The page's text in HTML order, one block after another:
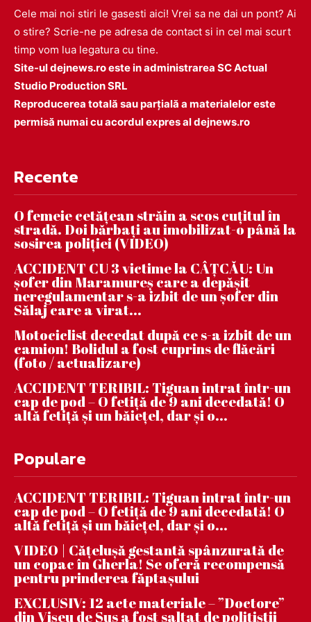
Cele mai noi stiri le gasesti aici! Vrei sa ne dai un pont? Ai
o stire? Scrie-ne pe adresa de contact si in cel mai scurt
timp vom lua legatura cu tine.
Site-ul dejnews.ro este in administrarea SC Actual
Studio Production SRL
Reproducerea totală sau parțială a materialelor este
permisă numai cu acordul expres al dejnews.ro
Recente
O femeie cetățean străin a scos cuțitul în
stradă. Doi bărbați au imobilizat-o până la
sosirea poliției (VIDEO)
ACCIDENT CU 3 victime la CÂȚCĂU: Un
șofer din Maramureș care a depășit
neregulamentar s-a izbit de un șofer din
Sălaj care a virat...
Motociclist decedat după ce s-a izbit de un
camion! Bolidul a fost cuprins de flăcări
(foto / actualizare)
ACCIDENT TERIBIL: Tiguan intrat într-un
cap de pod – O fetiță de 9 ani decedată! O
altă fetiță și un băiețel, dar și o...
Populare
ACCIDENT TERIBIL: Tiguan intrat într-un
cap de pod – O fetiță de 9 ani decedată! O
altă fetiță și un băiețel, dar și o...
VIDEO | Căţeluşă gestantă spânzurată de
un copac în Gherla! Se oferă recompensă
pentru prinderea făptaşului
EXCLUSIV: 12 acte materiale – ”Doctore”
din Vișeu de Sus a fost saltat de polițiștii